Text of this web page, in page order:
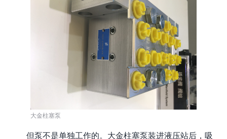
大金柱塞泵
但泵不是单独工作的。大金柱塞泵装进液压站后，吸